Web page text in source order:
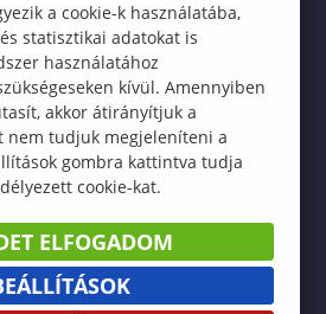
a cookie-k használatába,
statisztikai adatokat is
használatához
kívül. Amennyiben
akkor átirányítjuk a
nem tudjuk megjeleníteni a
gombra kattintva tudja
cookie-kat.
ELFOGADOM